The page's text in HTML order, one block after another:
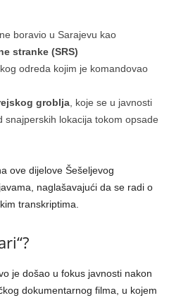
boravio u Sarajevu kao
stranke (SRS)
odreda kojim je komandovao
groblja , koje se u javnosti
snajperskih lokacija tokom opsade
ove dijelove Šešeljevog
naglašavajući da se radi o
transkriptima.
je došao u fokus javnosti nakon
dokumentarnog filma, u kojem